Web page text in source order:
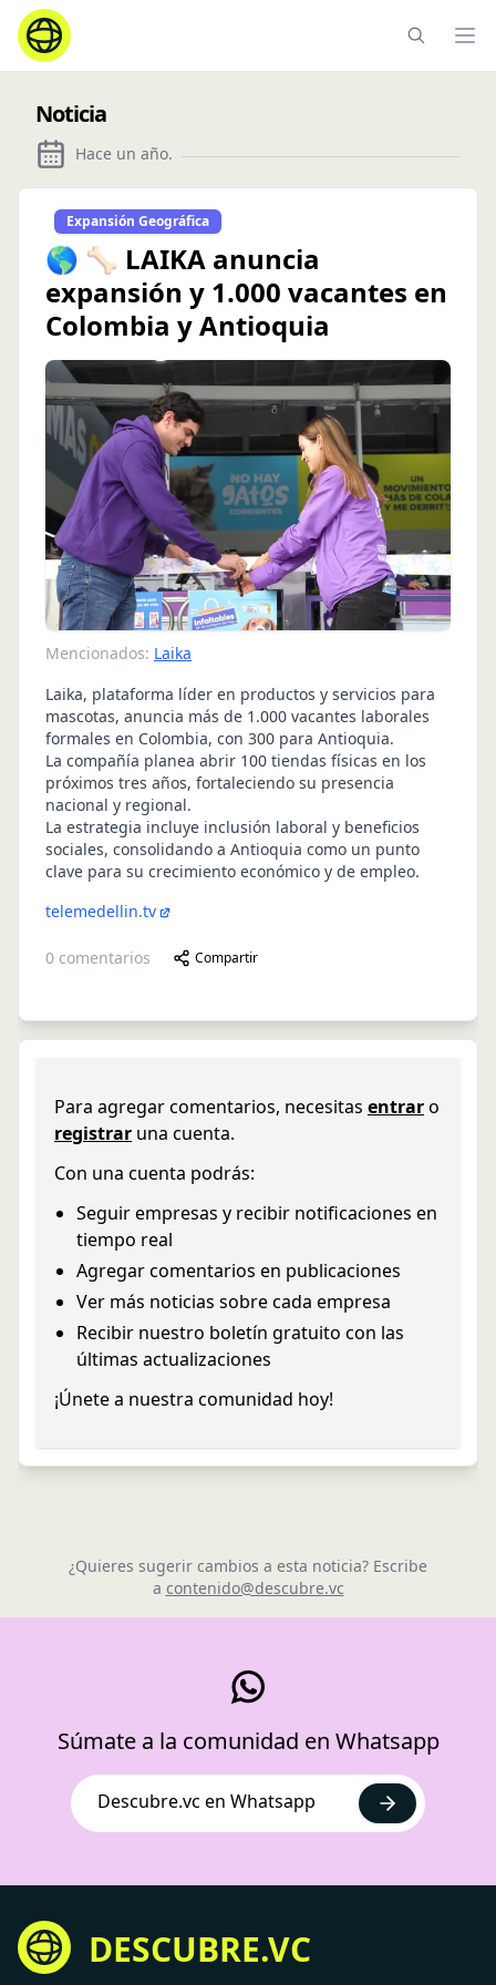
Noticia
Hace un año.
Expansión Geográfica
🌎 🦴 LAIKA anuncia
expansión y 1.000 vacantes en
Colombia y Antioquia
Mencionados: Laika
Laika, plataforma líder en productos y servicios para
mascotas, anuncia más de 1.000 vacantes laborales
formales en Colombia, con 300 para Antioquia.
La compañía planea abrir 100 tiendas físicas en los
próximos tres años, fortaleciendo su presencia
nacional y regional.
La estrategia incluye inclusión laboral y beneficios
sociales, consolidando a Antioquia como un punto
clave para su crecimiento económico y de empleo.
telemedellin.tv
0 comentarios Compartir
Para agregar comentarios, necesitas entraro
registrar una cuenta.
Con una cuenta podrás:
Seguir empresas y recibir notificaciones en
tiempo real
Agregar comentarios en publicaciones
Ver más noticias sobre cada empresa
Recibir nuestro boletín gratuito con las
últimas actualizaciones
¡Únete a nuestra comunidad hoy!
¿Quieres sugerir cambios a esta noticia? Escribe
a contenido@descubre.vc
Súmate a la comunidad en Whatsapp
Descubre.vc en Whatsapp
DESCUBRE.VC